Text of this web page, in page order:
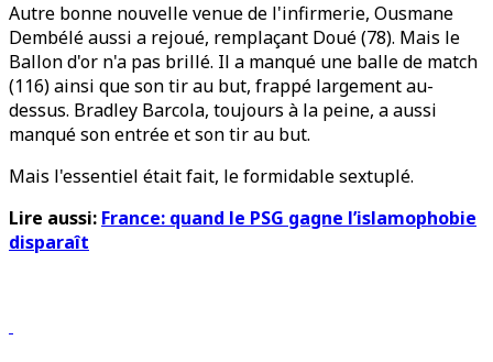
Autre bonne nouvelle venue de l'infirmerie, Ousmane
Dembélé aussi a rejoué, remplaçant Doué (78). Mais le
Ballon d'or n'a pas brillé. Il a manqué une balle de match
(116) ainsi que son tir au but, frappé largement au-
dessus. Bradley Barcola, toujours à la peine, a aussi
manqué son entrée et son tir au but.
Mais l'essentiel était fait, le formidable sextuplé.
Lire aussi: France: quand le PSG gagne l’islamophobie
disparaît